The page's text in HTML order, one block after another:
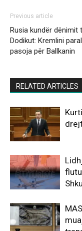
Previous article
Rusia kundër dënimit
Dodikut: Kremlini
pasoja për Ballkanin
RELATED ARTICLES